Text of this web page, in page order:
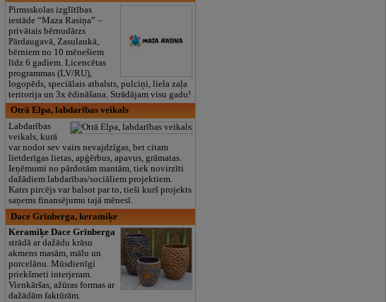
Pirmsskolas izglītības
iestāde “Maza Rasiņa” –
privātais bērnudārzs
Pārdaugavā, Zasulaukā,
bērniem no 10 mēnešiem
līdz 6 gadiem. Licencētas
programmas (LV/RU),
logopēds, speciālais atbalsts, pulciņi, liela zaļa
teritorija un 3x ēdināšana. Strādājam visu gadu!
Otrā Elpa, labdarības veikals
Labdarības
veikals, kurā
var nodot sev vairs nevajdzīgas, bet citam
lietderīgas lietas, apģērbus, apavus, grāmatas.
Ieņēmumi no pārdotām mantām, tiek novirzīti
dažādiem labdarības/sociāliem projektiem.
Katrs pircējs var balsot par to, tieši kurš projekts
saņems finansējumu tajā mēnesī.
Dace Grīnberga, keramiķe
Keramiķe Dace Grīnberga
strādā ar dažādu krāsu
akmens masām, mālu un
porcelānu. Mūsdienīgi
priekšmeti interjeram.
Vienkāršas, ažūras formas ar
dažādām faktūrām.